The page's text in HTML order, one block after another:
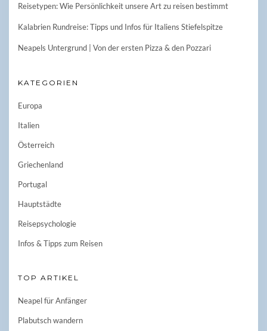
Reisetypen: Wie Persönlichkeit unsere Art zu reisen bestimmt
Kalabrien Rundreise: Tipps und Infos für Italiens Stiefelspitze
Neapels Untergrund | Von der ersten Pizza & den Pozzari
KATEGORIEN
Europa
Italien
Österreich
Griechenland
Portugal
Hauptstädte
Reisepsychologie
Infos & Tipps zum Reisen
TOP ARTIKEL
Neapel für Anfänger
Plabutsch wandern